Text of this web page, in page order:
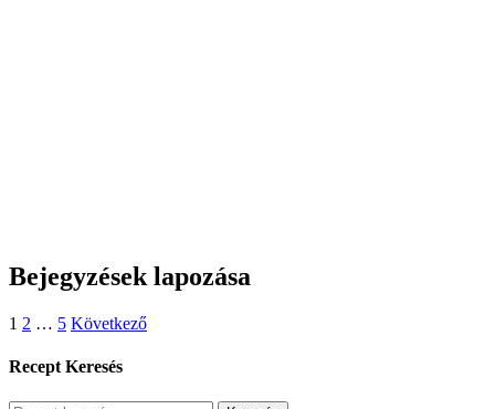
Bejegyzések lapozása
1 2 … 5 Következő
Recept Keresés